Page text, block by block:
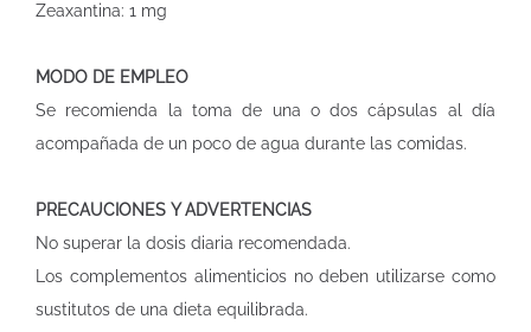
Zeaxantina: 1 mg
MODO DE EMPLEO
Se recomienda la toma de una o dos cápsulas al día
acompañada de un poco de agua durante las comidas.
PRECAUCIONES Y ADVERTENCIAS
No superar la dosis diaria recomendada.
Los complementos alimenticios no deben utilizarse como
sustitutos de una dieta equilibrada.